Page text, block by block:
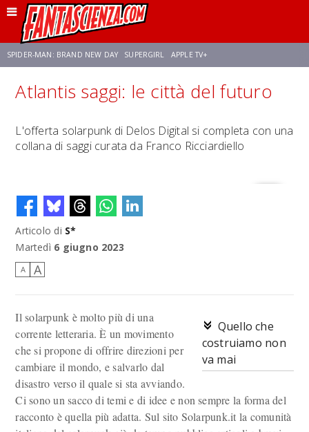
SPIDER-MAN: BRAND NEW DAY SUPERGIRL APPLE TV+
FRANCO RICCIARDIELLO ZENDAYA AVENGERS: DOOMSDAY STAR TREK
NETFLIX SADIE SINK CELIA ROSE GOODING
Atlantis saggi: le città del futuro
L'offerta solarpunk di Delos Digital si completa con una
collana di saggi curata da Franco Ricciardiello
Articolo di S*
Martedì 6 giugno 2023
A A
Quello che
costruiamo non
va mai
Il solarpunk è molto più di una
corrente letteraria. È un movimento
che si propone di offrire direzioni per
cambiare il mondo, e salvarlo dal
disastro verso il quale si sta avviando.
Ci sono un sacco di temi e di idee e non sempre la forma del
racconto è quella più adatta. Sul sito Solarpunk.it la comunità